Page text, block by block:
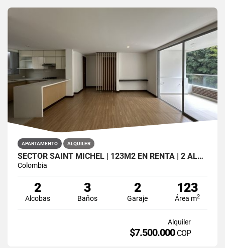
APARTAMENTO ALQUILER
SECTOR SAINT MICHEL | 123M2 EN RENTA | 2 ALCOBAS
Colombia
2
Alcobas
3
Baños
2
Garaje
123
Área m2
Alquiler
$7.500.000 COP